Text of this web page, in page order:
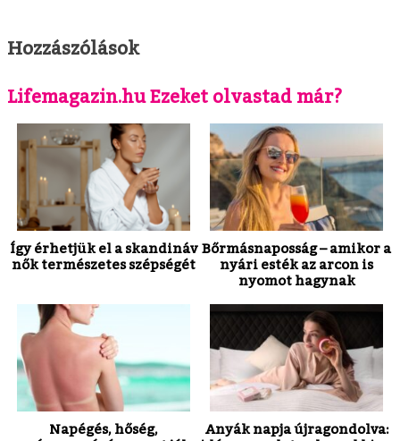
Hozzászólások
Lifemagazin.hu Ezeket olvastad már?
Így érhetjük el a skandináv
nők természetes szépségét
Bőrmásnaposság – amikor a
nyári esték az arcon is
nyomot hagynak
Napégés, hőség,
Anyák napja újragondolva: